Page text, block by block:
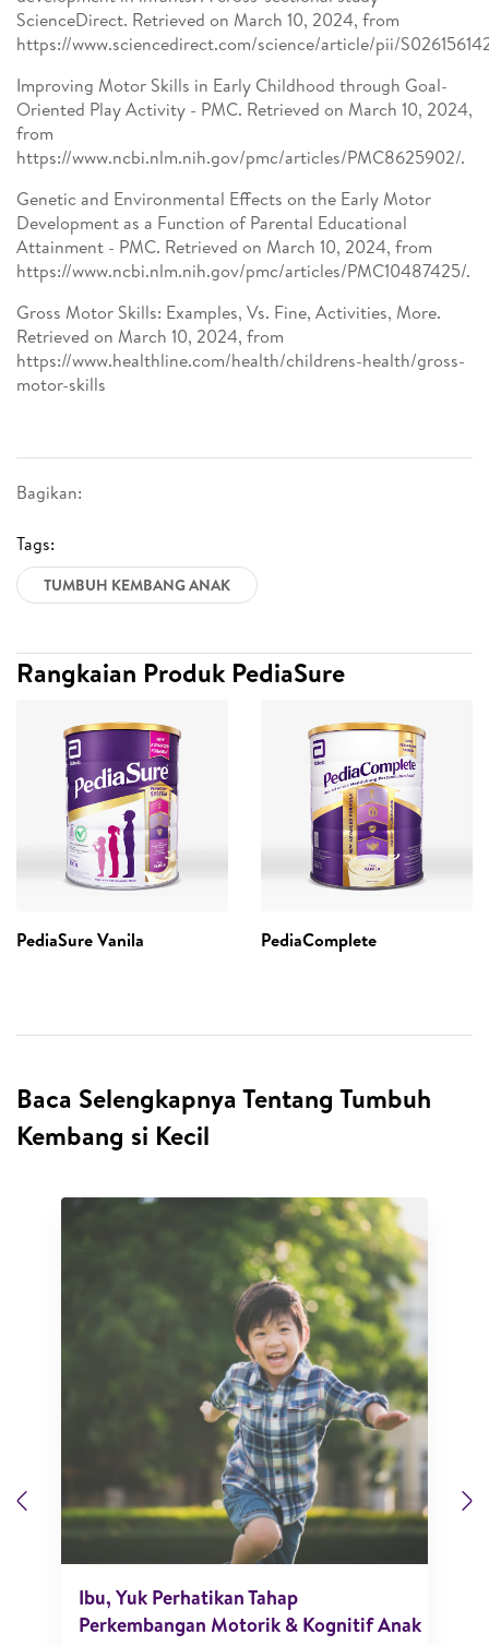
Bagikan:
Tags:
TUMBUH KEMBANG ANAK
ScienceDirect. Retrieved on March 10, 2024, from
https://www.sciencedirect.com/science/article/pii/
Improving Motor Skills in Early Childhood through Goal-
Oriented Play Activity - PMC. Retrieved on March 10, 2024,
from
https://www.ncbi.nlm.nih.gov/pmc/articles/PMC8625902/.
Genetic and Environmental Effects on the Early Motor
Development as a Function of Parental Educational
Attainment - PMC. Retrieved on March 10, 2024, from
https://www.ncbi.nlm.nih.gov/pmc/articles/PMC10487425/.
Gross Motor Skills: Examples, Vs. Fine, Activities, More.
Retrieved on March 10, 2024, from
https://www.healthline.com/health/childrens-health/gross-
motor-skills
Rangkaian Produk PediaSure
PediaSure Vanila PediaComplete
Baca Selengkapnya Tentang Tumbuh
Kembang si Kecil
Previous
Ibu, Yuk Perhatikan Tahap
Perkembangan Motorik & Kognitif Anak